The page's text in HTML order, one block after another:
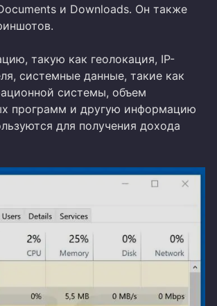
и Downloads. Он также
такую как геолокация, IP-
системные данные, такие как
системы, объем
программ и другую информацию
для получения дохода